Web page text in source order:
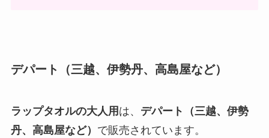
デパート（三越、伊勢丹、高島屋など）
ラップタオルの大人用 は、 デパート（三越、伊勢
丹、高島屋など） で販売されています。